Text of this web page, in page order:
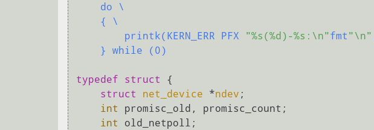
        printk(KERN_ERR PFX
"%s(%d)-%s:\n"fmt "\n"
    } while (0)
typedef struct
{
struct
net_device *ndev ;
int
promisc_old, promisc_count;
int
old_netpoll;